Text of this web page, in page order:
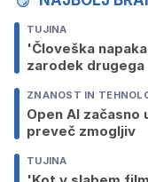
TUJINA
'Človeška
zarodek drugega
ZNANOST IN
Open AI
preveč zmogljiv
TUJINA